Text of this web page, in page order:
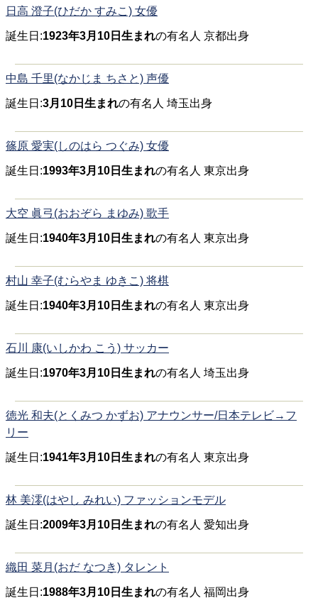
日高 澄子(ひだか すみこ) 女優
誕生日:1923年3月10日生まれの有名人 京都出身
中島 千里(なかじま ちさと) 声優
誕生日:3月10日生まれの有名人 埼玉出身
篠原 愛実(しのはら つぐみ) 女優
誕生日:1993年3月10日生まれの有名人 東京出身
大空 眞弓(おおぞら まゆみ) 歌手
誕生日:1940年3月10日生まれの有名人 東京出身
村山 幸子(むらやま ゆきこ) 将棋
誕生日:1940年3月10日生まれの有名人 東京出身
石川 康(いしかわ こう) サッカー
誕生日:1970年3月10日生まれの有名人 埼玉出身
徳光 和夫(とくみつ かずお) アナウンサー/日本テレビ→フ
リー
誕生日:1941年3月10日生まれの有名人 東京出身
林 美澪(はやし みれい) ファッションモデル
誕生日:2009年3月10日生まれの有名人 愛知出身
織田 菜月(おだ なつき) タレント
誕生日:1988年3月10日生まれの有名人 福岡出身